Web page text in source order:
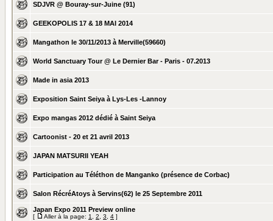
SDJVR @ Bouray-sur-Juine (91)
GEEKOPOLIS 17 & 18 MAI 2014
Mangathon le 30/11/2013 à Merville(59660)
World Sanctuary Tour @ Le Dernier Bar - Paris - 07.2013
Made in asia 2013
Exposition Saint Seiya à Lys-Les -Lannoy
Expo mangas 2012 dédié à Saint Seiya
Cartoonist - 20 et 21 avril 2013
JAPAN MATSURII YEAH
Participation au Téléthon de Manganko (présence de Corbac)
Salon RécréAtoys à Servins(62) le 25 Septembre 2011
Japan Expo 2011 Preview online
[ Aller à la page: 1 2 3 4 ]